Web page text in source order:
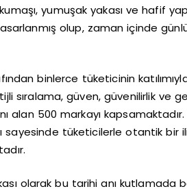
yumuşak yakası ve hafif
olup, zaman içinde
binlerce tüketicinin
sıralama, güven, güvenilirlik ve
alan 500 markayı
sayesinde tüketicilerle otantik bir
olarak bu tarihi anı kutlamada